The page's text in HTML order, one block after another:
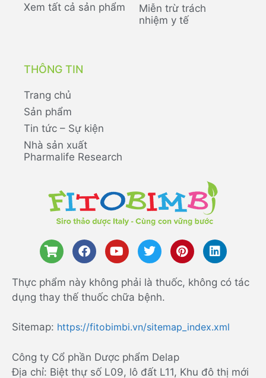
Xem tất cả sản phẩm
Miễn trừ trách
nhiệm y tế
THÔNG TIN
Trang chủ
Sản phẩm
Tin tức – Sự kiện
Nhà sản xuất
Pharmalife Research
Thực phẩm này không phải là thuốc, không có tác
dụng thay thế thuốc chữa bệnh.
Sitemap: https://fitobimbi.vn/sitemap_index.xml
Công ty Cổ phần Dược phẩm Delap
Địa chỉ: Biệt thự số L09, lô đất L11, Khu đô thị mới